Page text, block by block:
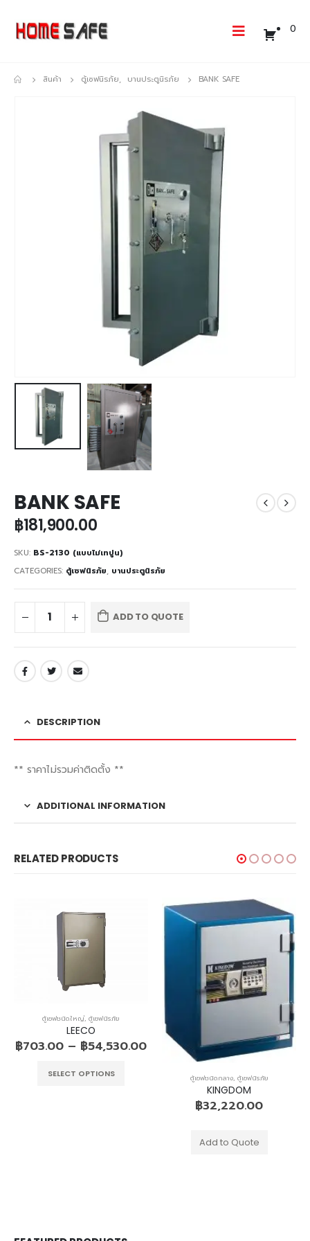
0
สินค้า ตู้เซฟนิรภัย, บานประตูนิรภัย BANK SAFE
BANK SAFE
฿181,900.00
SKU: BS-2130 (แบบไม่เทปูน)
CATEGORIES: ตู้เซฟนิรภัย, บานประตูนิรภัย
ADD TO QUOTE
DESCRIPTION
** ราคาไม่รวมค่าติดตั้ง **
ADDITIONAL INFORMATION
RELATED PRODUCTS
ตู้เซฟชนิดใหญ่, ตู้เซฟนิรภัย
LEECO
฿703.00 – ฿54,530.00
SELECT OPTIONS ตู้เซฟชนิดกลาง, ตู้เซฟนิรภัย
KINGDOM
฿32,220.00
Add to Quote